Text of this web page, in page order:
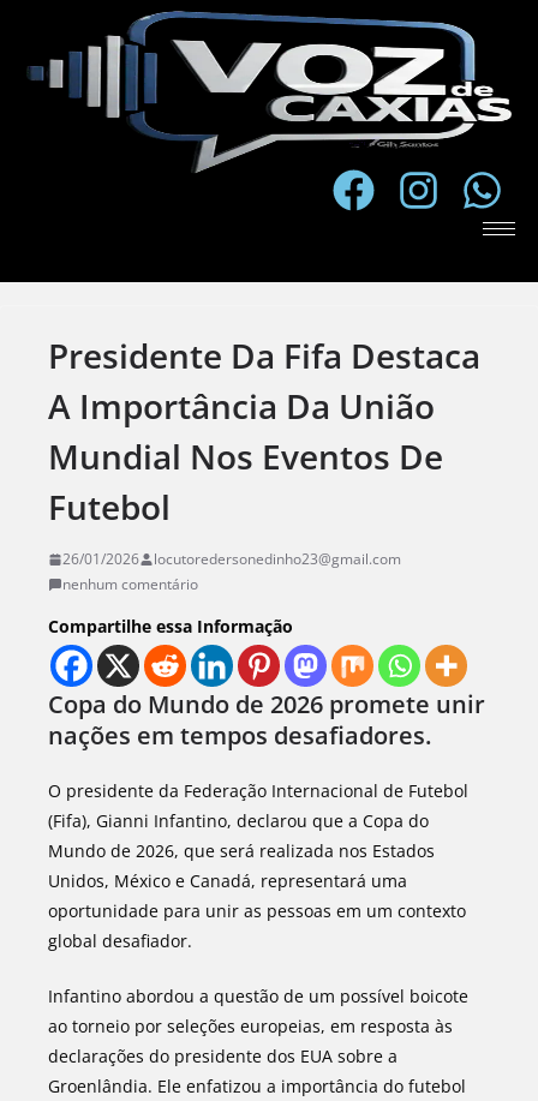
Presidente Da Fifa Destaca
A Importância Da União
Mundial Nos Eventos De
Futebol
26/01/2026
locutoredersonedinho23@gmail.com
nenhum comentário
Compartilhe essa Informação
Copa do Mundo de 2026 promete unir
nações em tempos desafiadores.
O presidente da Federação Internacional de Futebol
(Fifa), Gianni Infantino, declarou que a Copa do
Mundo de 2026, que será realizada nos Estados
Unidos, México e Canadá, representará uma
oportunidade para unir as pessoas em um contexto
global desafiador.
Infantino abordou a questão de um possível boicote
ao torneio por seleções europeias, em resposta às
declarações do presidente dos EUA sobre a
Groenlândia. Ele enfatizou a importância do futebol